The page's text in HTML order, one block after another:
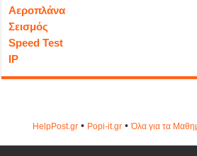
Αεροπλάνα
Σεισμός
Speed Test
IP
HelpPost.gr• Popi-it.gr•Όλα για τα